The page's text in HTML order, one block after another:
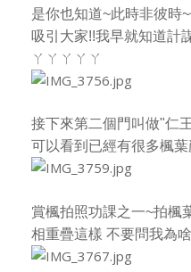
是你也知道~此時非彼時
吸引大家!!我早就知道計
ㄚㄚㄚㄚㄚ
接下來第二個門叫做"仁
可以看到已經有很多楓葉
賞楓拍照功課之一~拍楓
相重疊這樣 不要問我為